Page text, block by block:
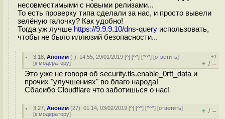
несовместимыми с новыми релизами...
То есть проверку типа сделали за нас, и просто вывели
зелёную галочку? Как удобно!
Тогда уж лучше https://9.9.9.10/dns-query использовать,
чтобы не было иллюзий безопасности...
3.18 ,Аноним (-), 14:55, 29/01/2019 [^] [^^] [^^^] [ответить]
[к модератору]
+1
+ / –
Это уже не говоря об security.tls.enable_0rtt_data и
прочих "улучшениях" во благо народа!
Сбасибо Cloudflare что заботишься о нас!
3.27 ,Аноним (27), 01:14, 03/02/2019 [^] [^^] [^^^] [ответить]
[к модератору] + / –